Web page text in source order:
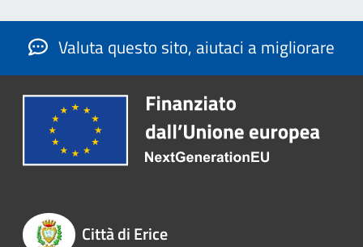
Valuta questo sito, aiutaci a migliorare
Città di Erice